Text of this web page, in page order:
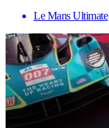
Le Mans Ultimate